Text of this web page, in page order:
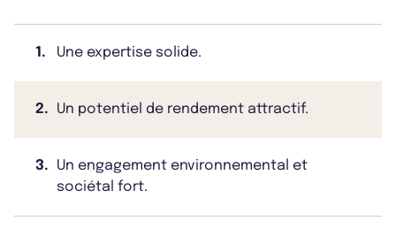
1. Une expertise solide.
2. Un potentiel de rendement attractif.
3.
Un engagement environnemental et
sociétal fort.